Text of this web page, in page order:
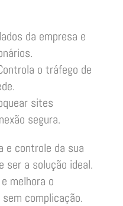
da empresa e
o tráfego de
sites
segura.
e controle da sua
ser a solução ideal.
melhora o
complicação.